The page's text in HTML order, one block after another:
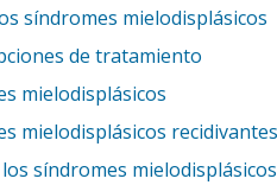
síndromes mielodisplásicos
de tratamiento
mielodisplásicos
mielodisplásicos
síndromes mielodisplásicos